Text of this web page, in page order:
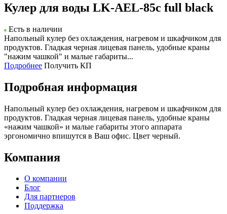
Кулер для воды LK-AEL-85c full black
Есть в наличии
Напольный кулер без охлаждения, нагревом и шкафчиком для
продуктов. Гладкая черная лицевая панель, удобные краны
"нажим чашкой" и малые габариты...
Подробнее Получить КП
Подробная информация
Напольный кулер без охлаждения, нагревом и шкафчиком для
продуктов. Гладкая черная лицевая панель, удобные краны
«нажим чашкой» и малые габариты этого аппарата
эргономично впишутся в Ваш офис. Цвет черный.
Компания
О компании
Блог
Для партнеров
Поддержка